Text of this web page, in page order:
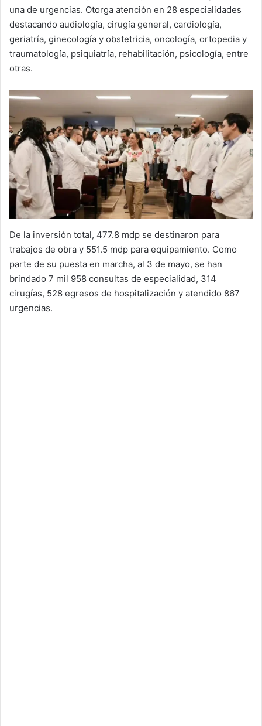
una de urgencias. Otorga atención en 28 especialidades
destacando audiología, cirugía general, cardiología,
geriatría, ginecología y obstetricia, oncología, ortopedia y
traumatología, psiquiatría, rehabilitación, psicología, entre
otras.
De la inversión total, 477.8 mdp se destinaron para
trabajos de obra y 551.5 mdp para equipamiento. Como
parte de su puesta en marcha, al 3 de mayo, se han
brindado 7 mil 958 consultas de especialidad, 314
cirugías, 528 egresos de hospitalización y atendido 867
urgencias.